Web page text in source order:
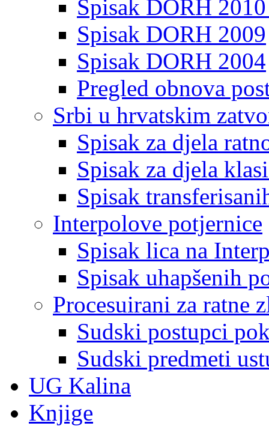
Spisak DORH
Spisak DORH 2009
Spisak DORH 2004
Pregled obnova
Srbi u hrvatskim
Spisak za djela
Spisak za djela
Spisak
Interpolove potjernice
Spisak lica na
Spisak uhapšenih
Procesuirani za ratne
Sudski postupci
Sudski predmeti
UG Kalina
Knjige